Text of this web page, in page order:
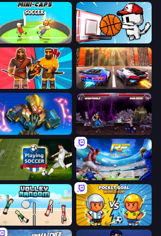
Mini-Caps: Soccer Basket Cats
Medieval Battle 2P Night City Racing
Ultimate Robo Duel 3D Mortal Kombat Karnage
Playing Soccer Real Football
Volley Random Pocket Goal: World Cup